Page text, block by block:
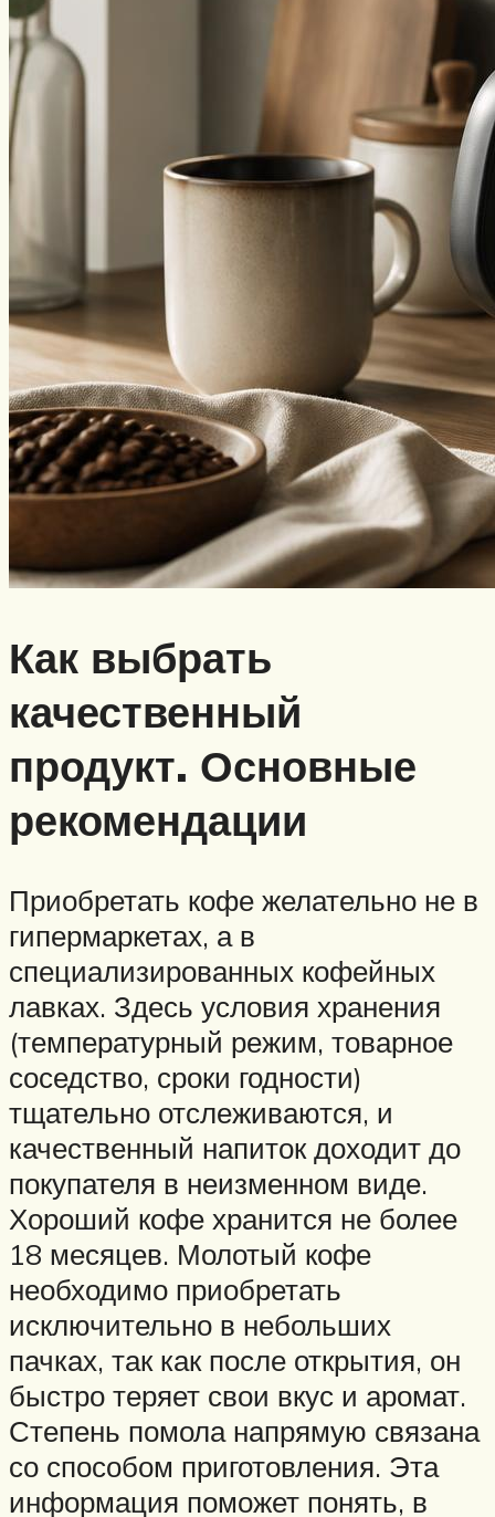
Как выбрать
качественный
продукт. Основные
рекомендации
Приобретать кофе желательно не в
гипермаркетах, а в
специализированных кофейных
лавках. Здесь условия хранения
(температурный режим, товарное
соседство, сроки годности)
тщательно отслеживаются, и
качественный напиток доходит до
покупателя в неизменном виде.
Хороший кофе хранится не более
18 месяцев. Молотый кофе
необходимо приобретать
исключительно в небольших
пачках, так как после открытия, он
быстро теряет свои вкус и аромат.
Степень помола напрямую связана
со способом приготовления. Эта
информация поможет понять, в